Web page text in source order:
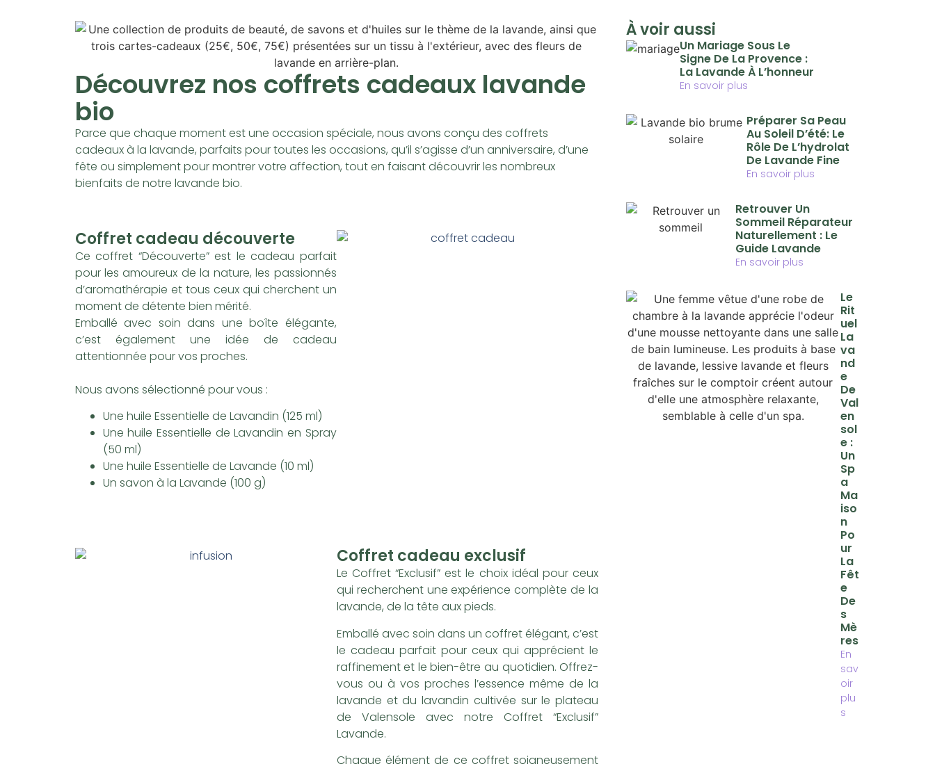
Découvrez nos coffrets cadeaux lavande
bio
Parce que chaque moment est une occasion spéciale, nous avons conçu des coffrets
cadeaux à la lavande, parfaits pour toutes les occasions, qu’il s’agisse d’un anniversaire, d’une
fête ou simplement pour montrer votre affection, tout en faisant découvrir les nombreux
bienfaits de notre lavande bio.
Coffret cadeau découverte
Ce coffret “Découverte” est le cadeau parfait
pour les amoureux de la nature, les passionnés
d’aromathérapie et tous ceux qui cherchent un
moment de détente bien mérité.
Emballé avec soin dans une boîte élégante,
c’est également une idée de cadeau
attentionnée pour vos proches.
Nous avons sélectionné pour vous :
Une huile Essentielle de Lavandin (125 ml)
Une huile Essentielle de Lavandin en Spray
(50 ml)
Une huile Essentielle de Lavande (10 ml)
Un savon à la Lavande (100 g)
Coffret cadeau exclusif
Le Coffret “Exclusif” est le choix idéal pour ceux
qui recherchent une expérience complète de la
lavande, de la tête aux pieds.
Emballé avec soin dans un coffret élégant, c’est
le cadeau parfait pour ceux qui apprécient le
raffinement et le bien-être au quotidien. Offrez-
vous ou à vos proches l’essence même de la
lavande et du lavandin cultivée sur le plateau
de Valensole avec notre Coffret “Exclusif”
Lavande.
Chaque élément de ce coffret soigneusement
À voir aussi
Un Mariage Sous Le
Signe De La Provence :
La Lavande À L’honneur
En savoir plus
Préparer Sa Peau
Au Soleil D’été: Le
Rôle De L’hydrolat
De Lavande Fine
En savoir plus
Retrouver Un
Sommeil Réparateur
Naturellement : Le
Guide Lavande
En savoir plus
Le
Rit
Uel
La
Va
Nd
E
De
Val
En
Sol
E :
Un
Sp
A
Ma
Iso
N
Po
Ur
La
Fêt
E
De
S
Mè
Res
En
sav
oir
plu
s